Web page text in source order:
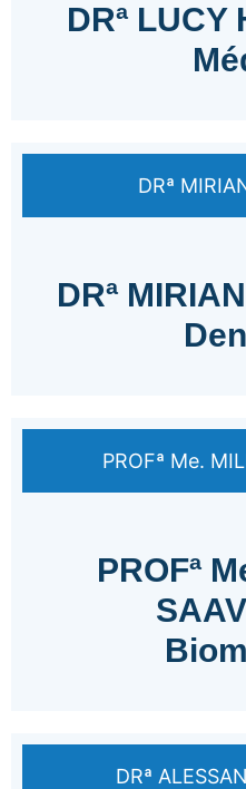
DRª LUCY
DRª
DRª
PROFª Me.
PROFª
DRª